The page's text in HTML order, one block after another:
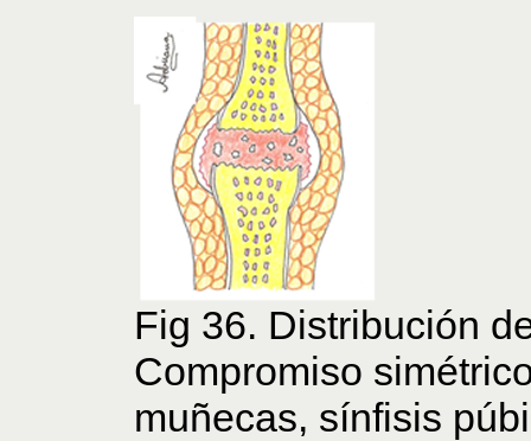
Fig 36. Distribución
Compromiso
muñecas, sínfisis